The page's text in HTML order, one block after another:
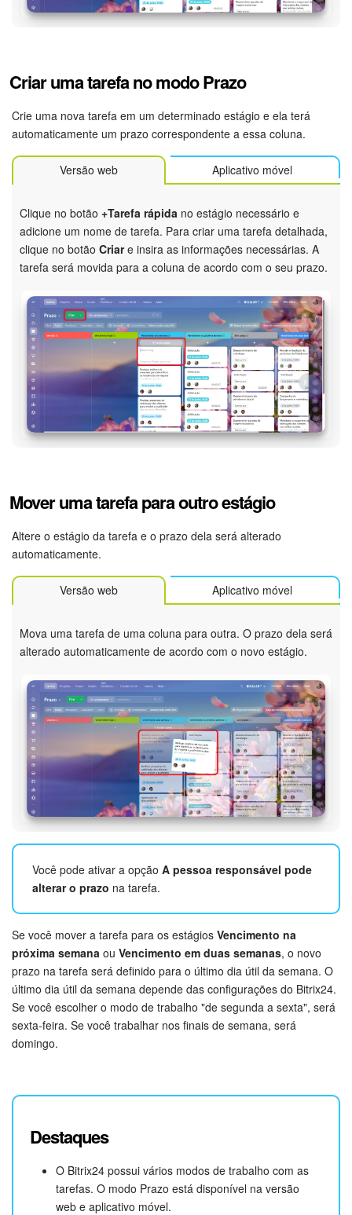
Questões Gerais
COMECE GRÁTIS
Criar uma tarefa no modo Prazo
Crie uma nova tarefa em um determinado estágio e ela terá
automaticamente um prazo correspondente a essa coluna.
Versão web Aplicativo móvel
Clique no botão +Tarefa rápida no estágio necessário e
adicione um nome de tarefa. Para criar uma tarefa detalhada,
clique no botão Criare insira as informações necessárias. A
tarefa será movida para a coluna de acordo com o seu prazo.
Mover uma tarefa para outro estágio
Altere o estágio da tarefa e o prazo dela será alterado
automaticamente.
Versão web Aplicativo móvel
Mova uma tarefa de uma coluna para outra. O prazo dela será
alterado automaticamente de acordo com o novo estágio.
Você pode ativar a opção A pessoa responsável pode
alterar o prazo na tarefa.
Se você mover a tarefa para os estágios Vencimento na
próxima semana ou Vencimento em duas semanas, o novo
prazo na tarefa será definido para o último dia útil da semana. O
último dia útil da semana depende das configurações do Bitrix24.
Se você escolher o modo de trabalho "de segunda a sexta", será
sexta-feira. Se você trabalhar nos finais de semana, será
domingo.
Destaques
O Bitrix24 possui vários modos de trabalho com as
tarefas. O modo Prazo está disponível na versão
web e aplicativo móvel.